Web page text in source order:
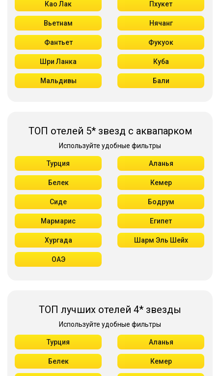
Као Лак Пхукет
Вьетнам Нячанг
Фантьет Фукуок
Шри Ланка Куба
Мальдивы Бали
ТОП отелей 5* звезд с аквапарком
Используйте удобные фильтры
Турция Аланья
Белек Кемер
Сиде Бодрум
Мармарис Египет
Хургада Шарм Эль Шейх
ОАЭ
ТОП лучших отелей 4* звезды
Используйте удобные фильтры
Турция Аланья
Белек Кемер